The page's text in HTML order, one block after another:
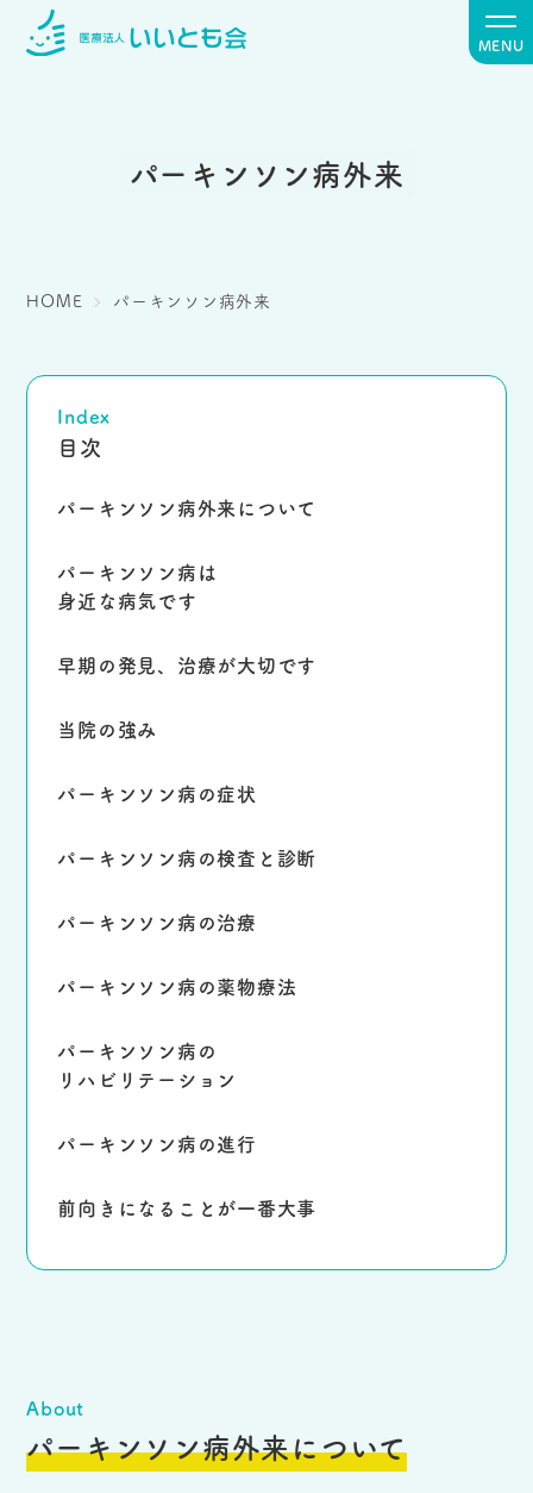
MENU
パーキンソン病外来
HOME パーキンソン病外来
Index
目次
パーキンソン病外来について
パーキンソン病は
身近な病気です
早期の発見、治療が大切です
当院の強み
パーキンソン病の症状
パーキンソン病の検査と診断
パーキンソン病の治療
パーキンソン病の薬物療法
パーキンソン病の
リハビリテーション
パーキンソン病の進行
前向きになることが一番大事
About
パーキンソン病外来について